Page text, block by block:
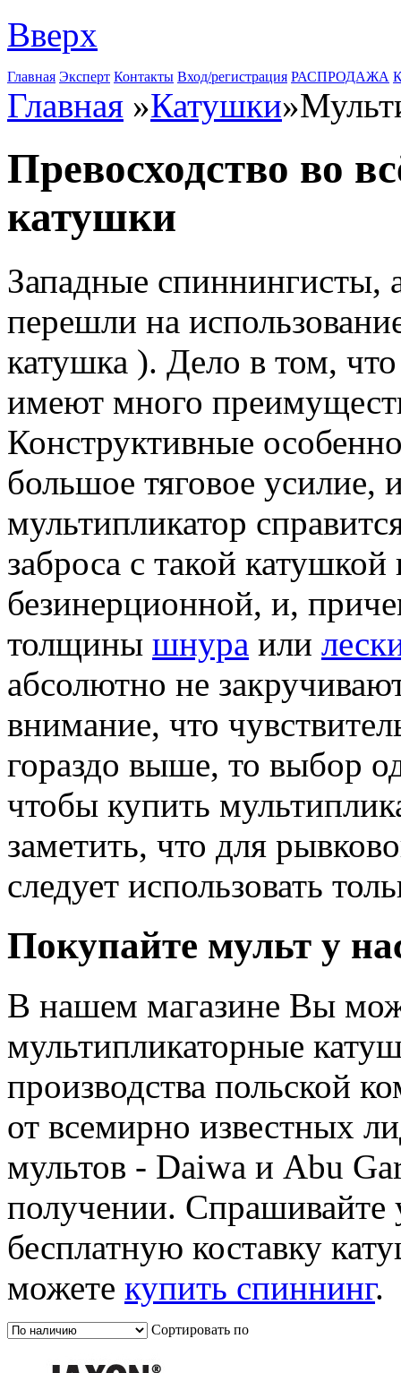
Вверх
Главная Эксперт Контакты Вход/регистрация РАСПРОДАЖА
Главная »Катушки»
Превосходство во
катушки
Западные спиннингисты,
перешли на
катушка ). Дело в том,
имеют много
Конструктивные
большое тяговое усилие,
мультипликатор
заброса с такой
безинерционной, и,
толщины шнура или
абсолютно не
внимание, что
гораздо выше, то выбор
чтобы купить
заметить, что для
следует использовать
Покупайте мульт у
В нашем магазине Вы
мультипликаторные
производства польской
от всемирно известных
мультов - Daiwa и Abu
получении. Спрашивайте
бесплатную коставку
можете купить спиннинг.
Сортировать по